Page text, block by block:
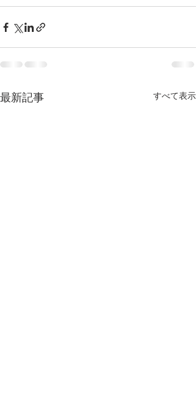
最新記事 すべて表示